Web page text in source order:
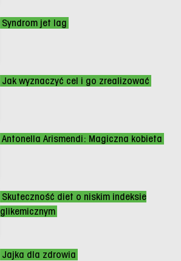
Syndrom jet lag
Jak wyznaczyć cel i go zrealizować
Antonella Arismendi: Magiczna kobieta
Skuteczność diet o niskim indeksie
glikemicznym
Jajka dla zdrowia